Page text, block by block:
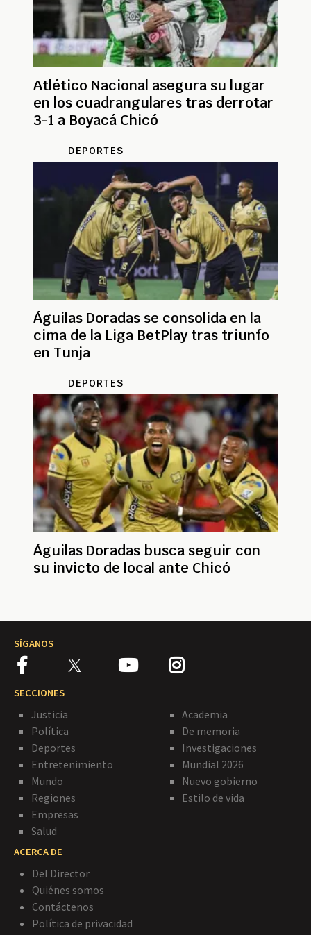
Atlético Nacional asegura su lugar
en los cuadrangulares tras derrotar
3-1 a Boyacá Chicó
DEPORTES
Águilas Doradas se consolida en la
cima de la Liga BetPlay tras triunfo
en Tunja
DEPORTES
Águilas Doradas busca seguir con
su invicto de local ante Chicó
SÍGANOS
SECCIONES
Justicia
Política
Deportes
Entretenimiento
Mundo
Regiones
Empresas
Salud
Academia
De memoria
Investigaciones
Mundial 2026
Nuevo gobierno
Estilo de vida
ACERCA DE
Del Director
Quiénes somos
Contáctenos
Política de privacidad